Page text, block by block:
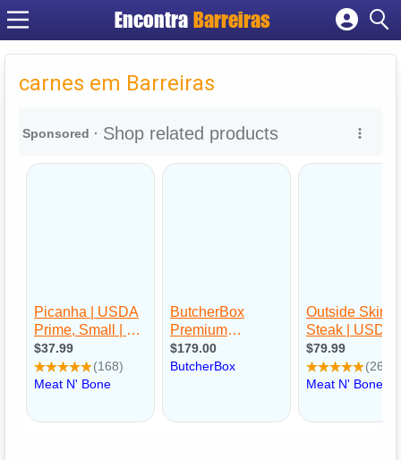
EncontraBarreiras
Cadastrar empresa
Criar conta
carnes em Barreiras